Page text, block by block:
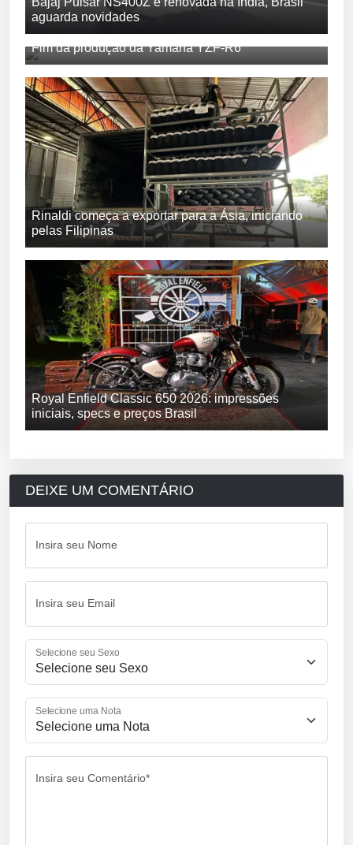
aguarda novidades
Fim da produção da Yamaha YZF-R6
Rinaldi começa a exportar para a Ásia, iniciando
pelas Filipinas
Royal Enfield Classic 650 2026: impressões
iniciais, specs e preços Brasil
DEIXE UM COMENTÁRIO
Insira seu Nome
Insira seu Email
Selecione seu Sexo
Selecione uma Nota
Insira seu Comentário*